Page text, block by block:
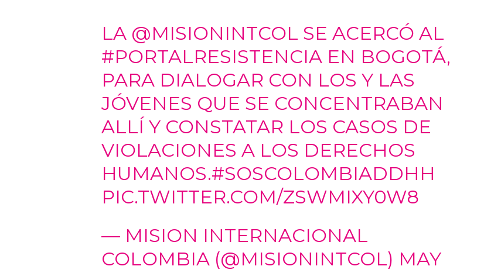
LA @MISIONINTCOL SE ACERCÓ AL
#PORTALRESISTENCIAEN BOGOTÁ,
PARA DIALOGAR CON LOS Y LAS
JÓVENES QUE SE CONCENTRABAN
ALLÍ Y CONSTATAR LOS CASOS DE
VIOLACIONES A LOS DERECHOS
HUMANOS.#SOSCOLOMBIADDHH
PIC.TWITTER.COM/ZSWMIXY0W8
— MISION INTERNACIONAL
COLOMBIA (@MISIONINTCOL) MAY